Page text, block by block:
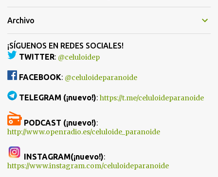
Archivo
¡SÍGUENOS EN REDES SOCIALES!
TWITTER: @celuloidep
FACEBOOK: @celuloideparanoide
TELEGRAM (¡nuevo!): https://t.me/celuloideparanoide
PODCAST (¡nuevo!):
http://www.openradio.es/celuloide_paranoide
INSTAGRAM(¡nuevo!):
https://www.instagram.com/celuloideparanoide